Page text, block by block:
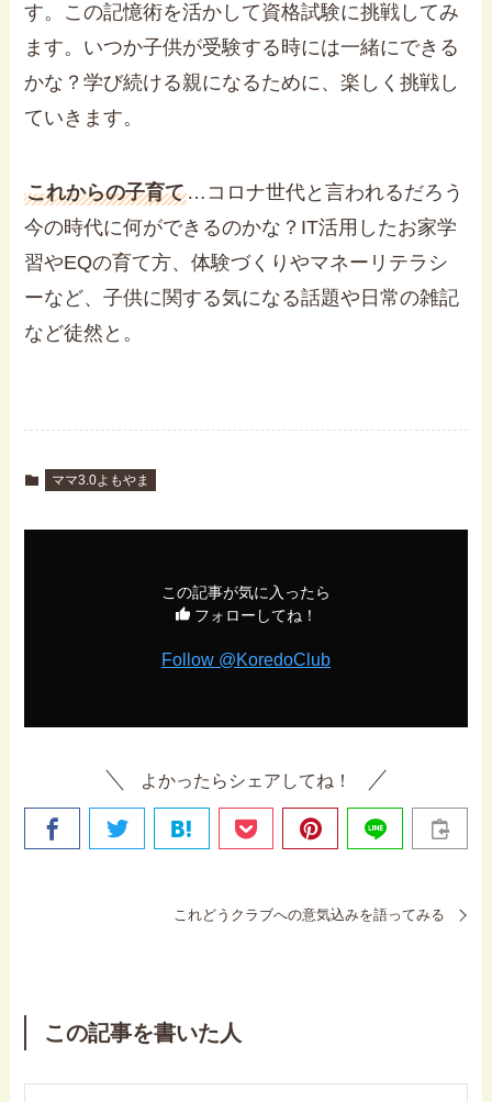
す。この記憶術を活かして資格試験に挑戦してみ
ます。いつか子供が受験する時には一緒にできる
かな？学び続ける親になるために、楽しく挑戦し
ていきます。
これからの子育て…コロナ世代と言われるだろう
今の時代に何ができるのかな？IT活用したお家学
習やEQの育て方、体験づくりやマネーリテラシ
ーなど、子供に関する気になる話題や日常の雑記
など徒然と。
ママ3.0よもやま
この記事が気に入ったら
フォローしてね！
Follow @KoredoClub
よかったらシェアしてね！
これどうクラブへの意気込みを語ってみる
この記事を書いた人